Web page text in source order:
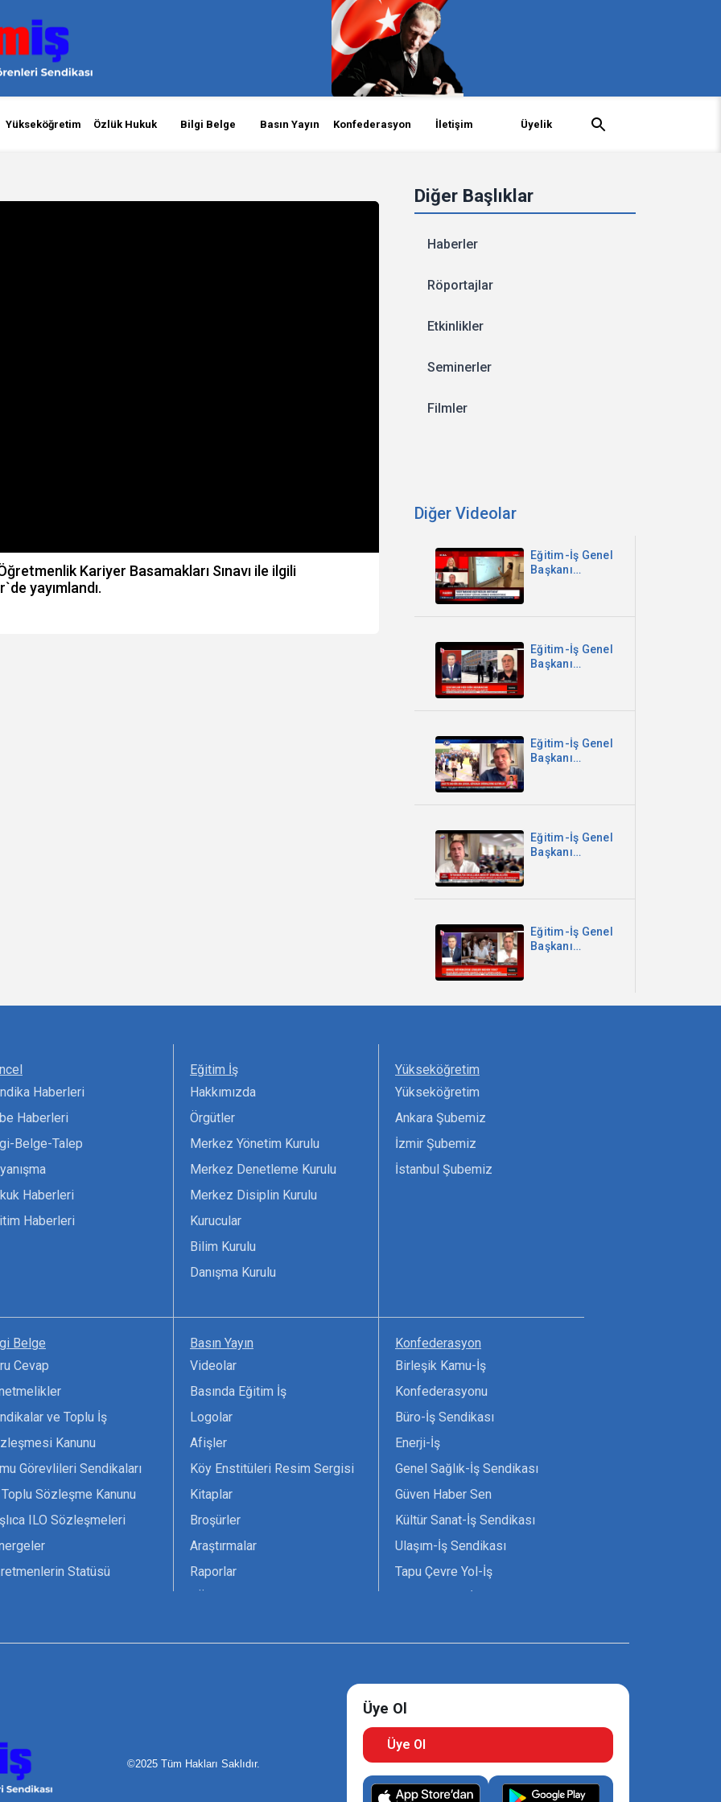
Yükseköğretim Özlük Hukuk Bilgi Belge Basın Yayın Konfederasyon İletişim Üyelik
Diğer Başlıklar
Haberler
Röportajlar
Etkinlikler
Seminerler
Filmler
Diğer Videolar
Eğitim-İş Genel
Başkanı
Koza TV
Eğitim-İş Genel
Başkanı
Eğitim-İş Genel
Başkanı
Birimlerine
Getirildi -
Kanal B
Eğitim-İş Genel
Başkanı
Zorunluluğu -
Sözcü TV
Eğitim-İş Genel
Başkanı
Halk TV
Kariyer Basamakları Sınavı ile ilgili
yayımlandı.
Haberleri
Haberleri
Belge-Talep
Haberleri
Haberleri
Eğitim İş
Hakkımızda
Örgütler
Merkez Yönetim Kurulu
Merkez Denetleme Kurulu
Merkez Disiplin Kurulu
Kurucular
Bilim Kurulu
Danışma Kurulu
Yükseköğretim
Yükseköğretim
Ankara Şubemiz
İzmir Şubemiz
İstanbul Şubemiz
Belge
Cevap
ve Toplu İş
Kanunu
Görevlileri Sendikaları
Sözleşme Kanunu
ILO Sözleşmeleri
Statüsü
Formları
Basın Yayın
Videolar
Basında Eğitim İş
Logolar
Afişler
Köy Enstitüleri Resim Sergisi
Kitaplar
Broşürler
Araştırmalar
Raporlar
Pankartlar
Konfederasyon
Birleşik Kamu-İş
Konfederasyonu
Büro-İş Sendikası
Enerji-İş
Genel Sağlık-İş Sendikası
Güven Haber Sen
Kültür Sanat-İş Sendikası
Ulaşım-İş Sendikası
Tapu Çevre Yol-İş
Uzman Diyanet - Sen
©2025 Tüm Hakları Saklıdır.
Üye Ol
Üye Ol